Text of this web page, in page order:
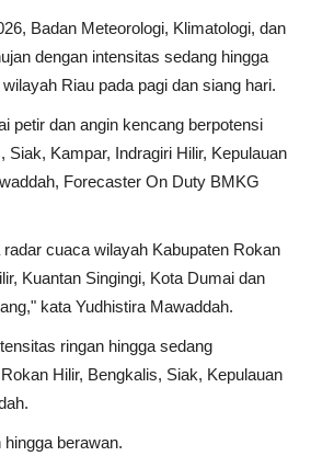
Badan Meteorologi, Klimatologi, dan
dengan intensitas sedang hingga
Riau pada pagi dan siang hari.
petir dan angin kencang berpotensi
Kampar, Indragiri Hilir, Kepulauan
Forecaster On Duty BMKG
cuaca wilayah Kabupaten Rokan
Kuantan Singingi, Kota Dumai dan
kata Yudhistira Mawaddah.
ringan hingga sedang
Hilir, Bengkalis, Siak, Kepulauan
berawan.